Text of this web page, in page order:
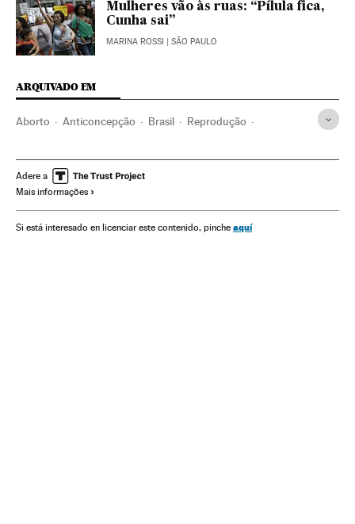
Mulheres vão às ruas: “Pílula fica,
Cunha sai”
MARINA ROSSI | SÃO PAULO
ARQUIVADO EM
Aborto Anticoncepção Brasil Reprodução
Política sanitária América
ICMS
Finanças
Adere a
Mais informações
Si está interesado en licenciar este contenido, pinche aquí